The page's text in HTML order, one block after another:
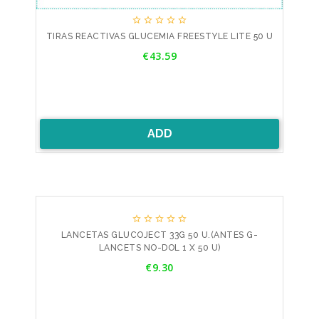
    
TIRAS REACTIVAS GLUCEMIA FREESTYLE LITE 50 U
€43.59
ADD
    
LANCETAS GLUCOJECT 33G 50 U.(ANTES G-
LANCETS NO-DOL 1 X 50 U)
€9.30